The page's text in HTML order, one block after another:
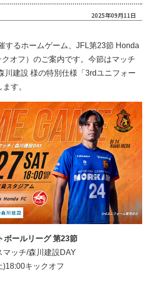
2025年09月11日
するホームゲーム、JFL第23節 Honda
オフ）のご案内です。今節はマッチ
川建設 様の特別仕様「3rdユニフォー
す。
ボールリーグ第23節
マッチ/森川建設DAY
)18:00キックオフ